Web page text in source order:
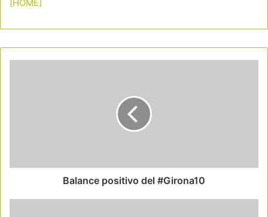
[HOME]
Balance positivo del #Girona10